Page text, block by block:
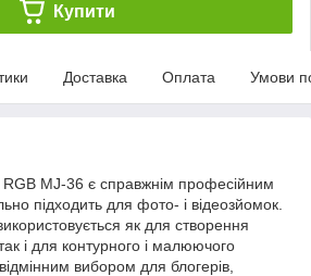
Купити
Доставка Оплата Умови
RGB MJ-36 є справжнім професійним
підходить для фото- і відеозйомок.
як для створення
і для контурного і малюючого
вибором для блогерів,